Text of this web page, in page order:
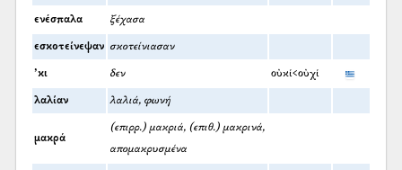
ενέσπαλα ξέχασα
εσκοτείνεψαν σκοτείνιασαν
’κι δεν οὐκί<οὐχί
λαλίαν λαλιά, φωνή
μακρά
(επιρρ.) μακριά, (επιθ.) μακρινά,
απομακρυσμένα